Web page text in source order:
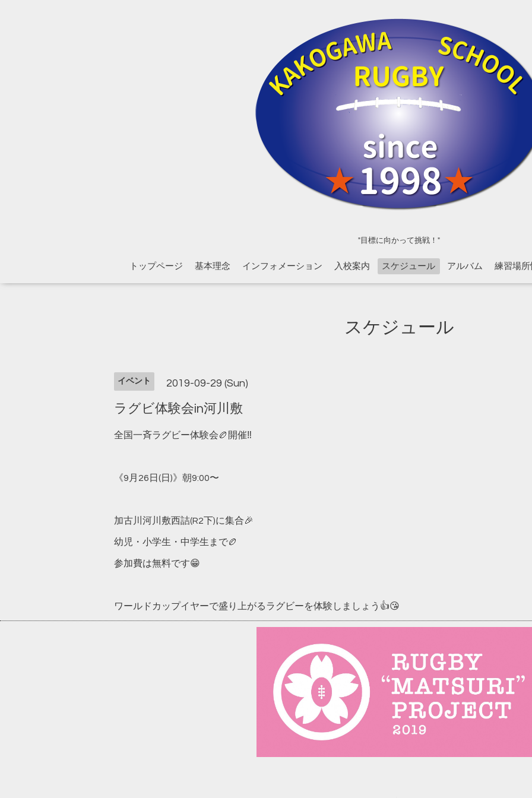
"目標に向かって挑戦！"
トップページ 基本理念 インフォメーション 入校案内 スケジュール アルバム 練習場所
スケジュール
イベント 2019-09-29 (Sun)
ラグビ体験会in河川敷
全国一斉ラグビー体験会🏉開催‼️
《9月26日(日)》朝9:00〜
加古川河川敷西詰(R2下)に集合🎉
幼児・小学生・中学生まで🏉
参加費は無料です😁
ワールドカップイヤーで盛り上がるラグビーを体験しましょう👍😘